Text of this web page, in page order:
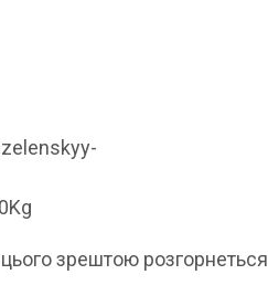
зрештою розгорнеться